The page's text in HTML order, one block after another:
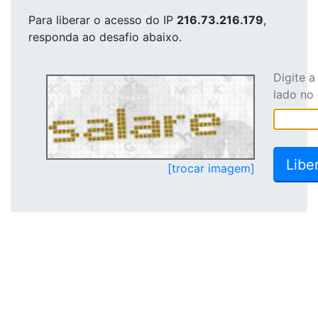
Para liberar o acesso do IP 216.73.216.179,
responda ao desafio abaixo.
[trocar imagem]
Digite
lado no